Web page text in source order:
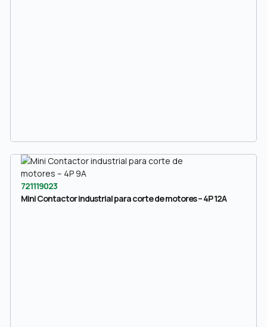
721119023
Mini Contactor industrial para corte de motores – 4P 12A